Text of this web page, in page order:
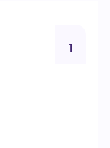
1